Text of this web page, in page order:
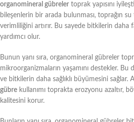
organomineral gübreler toprak yapısını
bileşenlerin bir arada bulunması, toprağın
verimliliğini artırır. Bu sayede bitkilerin daha
yardımcı olur.
Bunun yanı sıra, organomineral gübreler
mikroorganizmaların yaşamını destekler. Bu
ve bitkilerin daha sağlıklı büyümesini sağlar.
gübre kullanımı toprakta erozyonu azaltır,
kalitesini korur.